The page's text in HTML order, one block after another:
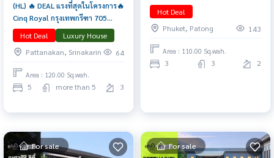
(HL) 🔥 DEAL แรงที่สุดในโครงการ🔥
Cinq Royal กรุงเทพกรีฑา 705
ตร.ม. 5 🛏️ 6 🛁 4 🚘 Exculsive
deal & Privilege service 065-
6956939 (ลูกเกด)
Hot Deal
Luxury House
Pattanakan, Srinakarin
64
Area : 120.00 Sq.wah.
5 more than 5 3
million baht.
Hot Deal
Phuket, Patong
143
Area : 110.00 Sq.wah.
3 3 2
For sale For sale